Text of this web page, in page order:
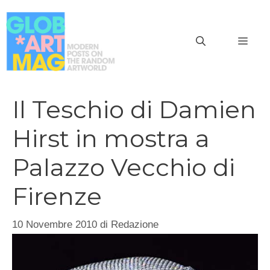
al
contenuto
Il Teschio di Damien
Hirst in mostra a
Palazzo Vecchio di
Firenze
10 Novembre 2010 di Redazione